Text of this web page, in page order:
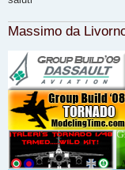
o
Massimo da